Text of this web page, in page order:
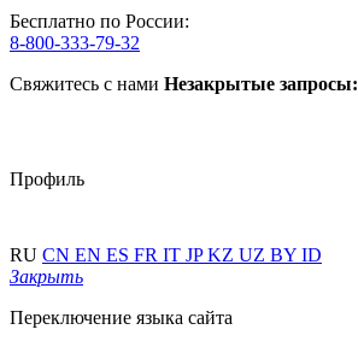
Бесплатно по России:
8-800-333-79-32
Свяжитесь с нами Незакрытые запросы:
Профиль
RU CN EN ES FR IT JPKZ UZ BY ID
Закрыть
Переключение языка сайта